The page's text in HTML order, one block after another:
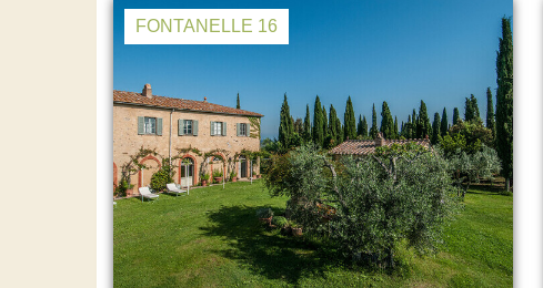
FONTANELLE 16